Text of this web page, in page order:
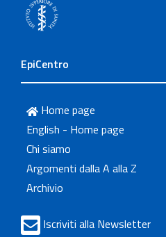
EpiCentro
Home page
English - Home page
Chi siamo
Argomenti dalla A alla Z
Archivio
Iscriviti alla Newsletter